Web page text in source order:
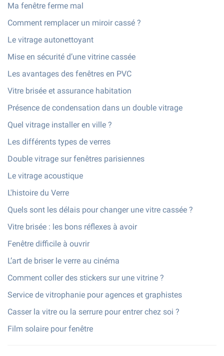
Ma fenêtre ferme mal
Comment remplacer un miroir cassé ?
Le vitrage autonettoyant
Mise en sécurité d’une vitrine cassée
Les avantages des fenêtres en PVC
Vitre brisée et assurance habitation
Présence de condensation dans un double vitrage
Quel vitrage installer en ville ?
Les différents types de verres
Double vitrage sur fenêtres parisiennes
Le vitrage acoustique
L'histoire du Verre
Quels sont les délais pour changer une vitre cassée ?
Vitre brisée : les bons réflexes à avoir
Fenêtre difficile à ouvrir
L’art de briser le verre au cinéma
Comment coller des stickers sur une vitrine ?
Service de vitrophanie pour agences et graphistes
Casser la vitre ou la serrure pour entrer chez soi ?
Film solaire pour fenêtre